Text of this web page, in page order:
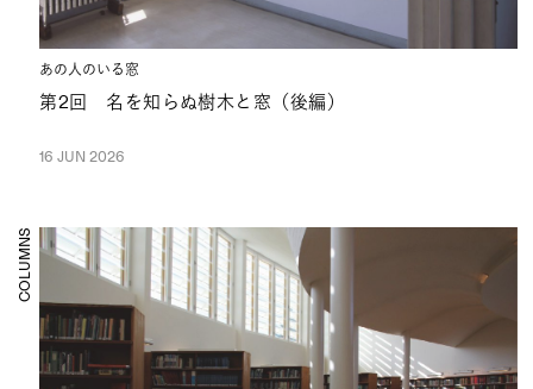
あの人のいる窓
第2回 名を知らぬ樹木と窓（後編）
16 JUN 2026
COLUMNS